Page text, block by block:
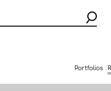
Portfolios